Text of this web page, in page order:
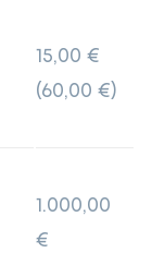
15,00 €
(60,00 €)
1.000,00
€